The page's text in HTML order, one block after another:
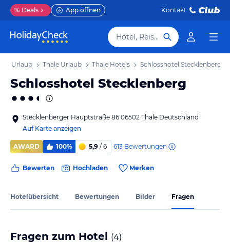
% Deals App öffnen Kontakt
Hotel, Reiseziel
Urlaub Thale Urlaub Thale Hotels Schlosshotel Stecklenberg
Schlosshotel Stecklenberg
Stecklenberger Hauptstraße 86 06502 Thale Deutschland
Auf Karte anzeigen
AWARD 100% 5,9 / 6 613 Bewertungen
Bewerten Hochladen Merken
Hotelübersicht Bewertungen Bilder Fragen
Fragen zum Hotel (4)